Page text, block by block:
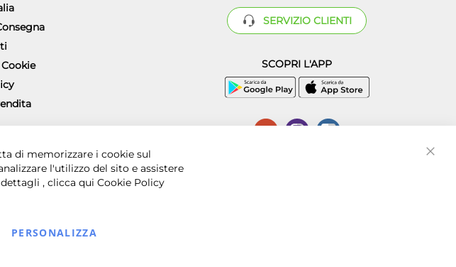
SERVIZIO CLIENTI
SCOPRI L'APP
199, 80026 Casoria (NA) - P.I. 07016001211, C.C.I.A.A. Napoli, REA 856312.
di memorizzare i cookie sul
l'utilizzo del sito e assistere
, clicca qui Cookie Policy
PERSONALIZZA